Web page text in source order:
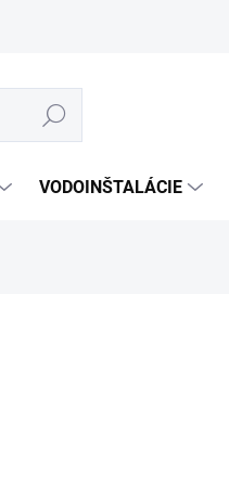
Hľadať
VODOINŠTALÁCIE